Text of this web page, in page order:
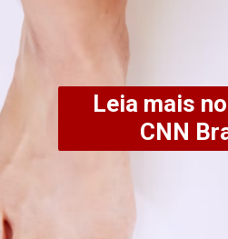
Leia mais
CNN